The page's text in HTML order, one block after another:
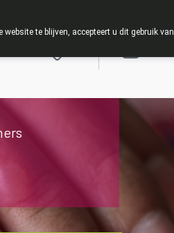
te blijven, accepteert u dit gebruik van